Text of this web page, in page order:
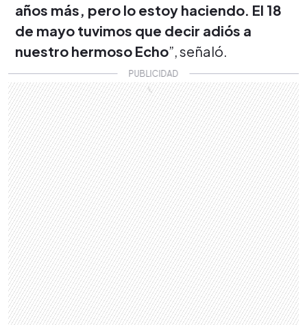
años más, pero lo estoy haciendo. El 18
de mayo tuvimos que decir adiós a
nuestro hermoso Echo”, señaló.